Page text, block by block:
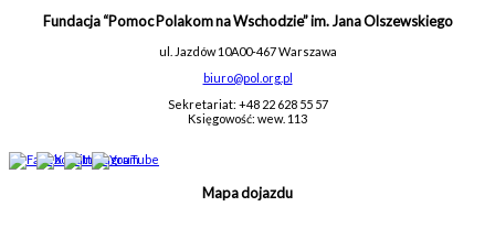
Fundacja “Pomoc Polakom na Wschodzie” im. Jana Olszewskiego
ul. Jazdów 10A00-467 Warszawa
biuro@pol.org.pl
Sekretariat: +48 22 628 55 57
Księgowość: wew. 113
Mapa dojazdu